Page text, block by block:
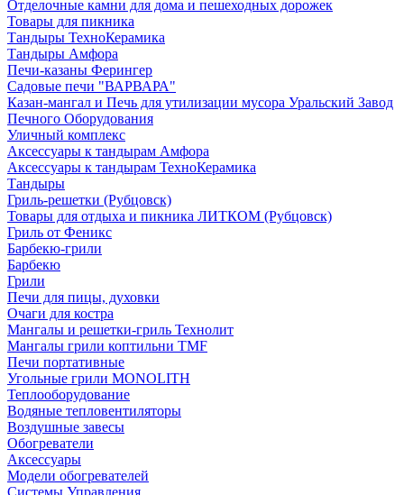
Отделочные камни для дома и пешеходных дорожек
Товары для пикника
Тандыры ТехноКерамика
Тандыры Амфора
Печи-казаны Ферингер
Садовые печи "ВАРВАРА"
Казан-мангал и Печь для утилизации мусора Уральский Завод
Печного Оборудования
Уличный комплекс
Аксессуары к тандырам Амфора
Аксессуары к тандырам ТехноКерамика
Тандыры
Гриль-решетки (Рубцовск)
Товары для отдыха и пикника ЛИТКОМ (Рубцовск)
Гриль от Феникс
Барбекю-грили
Барбекю
Грили
Печи для пицы, духовки
Очаги для костра
Мангалы и решетки-гриль Технолит
Мангалы грили коптильни TMF
Печи портативные
Угольные грили MONOLITH
Теплооборудование
Водяные тепловентиляторы
Воздушные завесы
Обогреватели
Аксессуары
Модели обогревателей
Системы Управления